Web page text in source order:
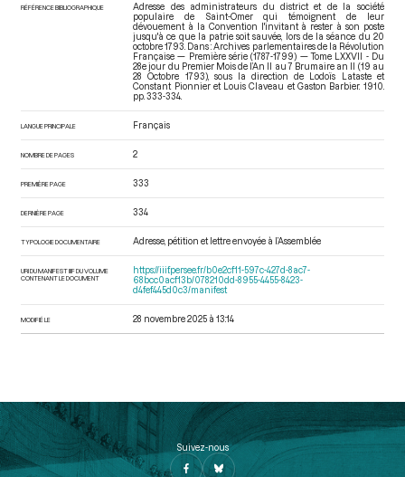
RÉFÉRENCE BIBLIOGRAPHIQUE
Adresse des administrateurs du district et de la société
populaire de Saint-Omer qui témoignent de leur
dévouement à la Convention l'invitant à rester à son poste
jusqu'à ce que la patrie soit sauvée, lors de la séance du 20
octobre 1793. Dans : Archives parlementaires de la Révolution
Française — Première série (1787-1799) — Tome LXXVII - Du
28e jour du Premier Mois de l’An II au 7 Brumaire an II (19 au
28 Octobre 1793), sous la direction de Lodoïs Lataste et
Constant Pionnier et Louis Claveau et Gaston Barbier. 1910.
pp. 333-334.
LANGUE PRINCIPALE Français
NOMBRE DE PAGES 2
PREMIÈRE PAGE 333
DERNIÈRE PAGE 334
TYPOLOGIE DOCUMENTAIRE Adresse, pétition et lettre envoyée à l’Assemblée
URI DU MANIFEST IIIF DU VOLUME
CONTENANT LE DOCUMENT
https://iiif.persee.fr/b0e2cf11-597c-427d-8ac7-
68bcc0acf13b/078210dd-8955-4455-8423-
d4fef445d0c3/manifest
MODIFIÉ LE 28 novembre 2025 à 13:14
Suivez-nous